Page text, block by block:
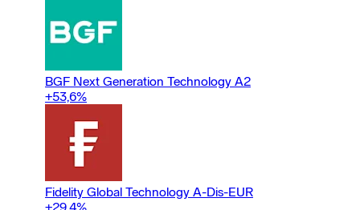
BGF Next Generation Technology A2
+53,6%
Fidelity Global Technology A-Dis-EUR
+29,4%